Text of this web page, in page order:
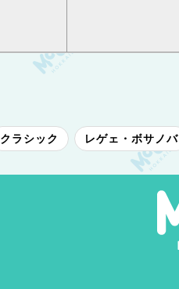
クラシック レゲェ・ボサノバ